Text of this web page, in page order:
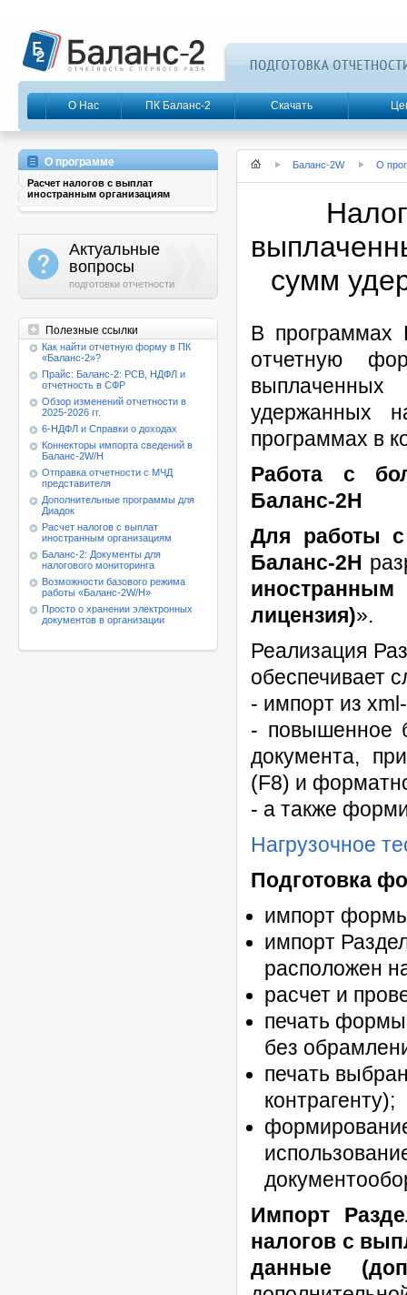
О Нас ПК Баланс-2 Скачать
О программе
Расчет налогов с выплат
иностранным организациям
a Актуальные
вопросы
подготовки отчетности
Полезные ссылки
Как найти отчетную форму в ПК
«Баланс-2»?
Прайс: Баланс-2: РСВ, НДФЛ и
отчетность в СФР
Обзор изменений отчетности в
2025-2026 гг.
6-НДФЛ и Справки о доходах
Коннекторы импорта сведений в
Баланс-2W/Н
Отправка отчетности с МЧД
представителя
Дополнительные программы для
Диадок
Расчет налогов с выплат
иностранным организациям
Баланс-2: Документы для
налогового мониторинга
Возможности базового режима
работы «Баланс-2W/Н»
Просто о хранении электронных
документов в организации
Баланс-2W О
сумм
В программах
отчетную
удержанных
программах в
Работа с
Баланс-2Н
Для работы
Баланс-2Н
лицензия)».
Реализация
обеспечивает
- импорт из
- повышенное
документа,
(F8) и
- а также
Нагрузочное
Подготовка
импорт
импорт
расположен
расчет и
печать формы
без
печать
контрагенту);
Импорт
налогов с
данные